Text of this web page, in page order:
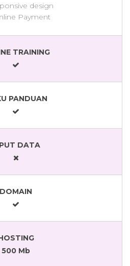
design
Payment
TRAINING
PANDUAN
DATA
DOMAIN
500 Mb